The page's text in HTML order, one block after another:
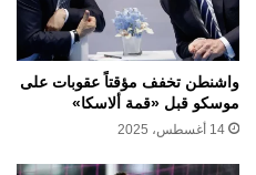
واشنطن تخفف مؤقتاً عقوبات على
موسكو قبل «قمة ألاسكا»
14 أغسطس، 2025